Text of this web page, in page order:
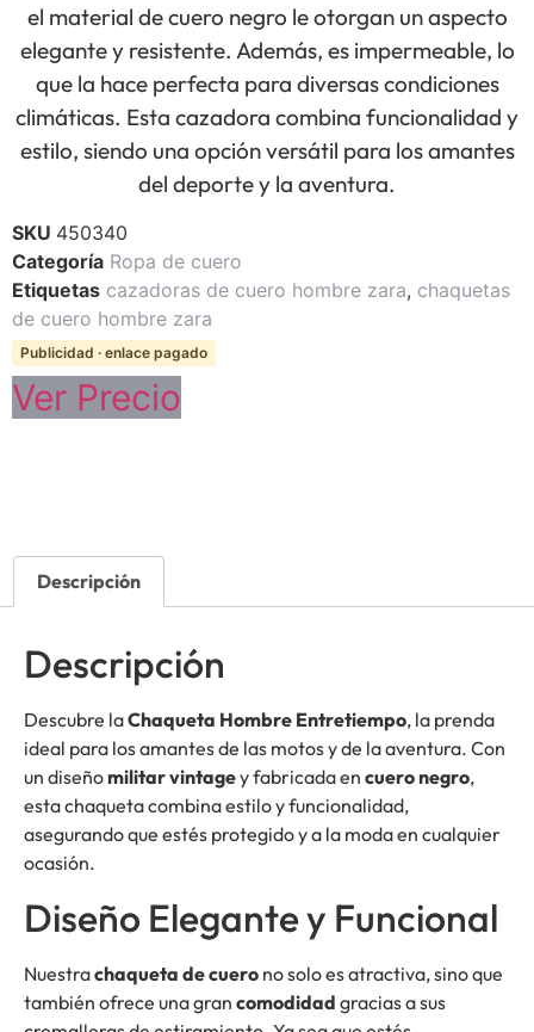
el material de cuero negro le otorgan un aspecto
elegante y resistente. Además, es impermeable, lo
que la hace perfecta para diversas condiciones
climáticas. Esta cazadora combina funcionalidad y
estilo, siendo una opción versátil para los amantes
del deporte y la aventura.
SKU 450340
Categoría Ropa de cuero
Etiquetas cazadoras de cuero hombre zara, chaquetas
de cuero hombre zara
Publicidad · enlace pagado
Ver Precio
Descripción
Descripción
Descubre laChaqueta Hombre Entretiempo, la prenda
ideal para los amantes de las motos y de la aventura. Con
un diseñomilitar vintagey fabricada en cuero negro,
esta chaqueta combina estilo y funcionalidad,
asegurando que estés protegido y a la moda en cualquier
ocasión.
Diseño Elegante y Funcional
Nuestrachaqueta de cuero no solo es atractiva, sino que
también ofrece una gran comodidad gracias a sus